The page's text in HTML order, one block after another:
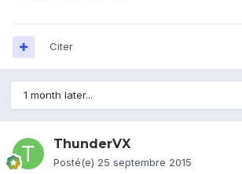
Citer
1 month later...
ThunderVX
Posté(e) 25 septembre 2015